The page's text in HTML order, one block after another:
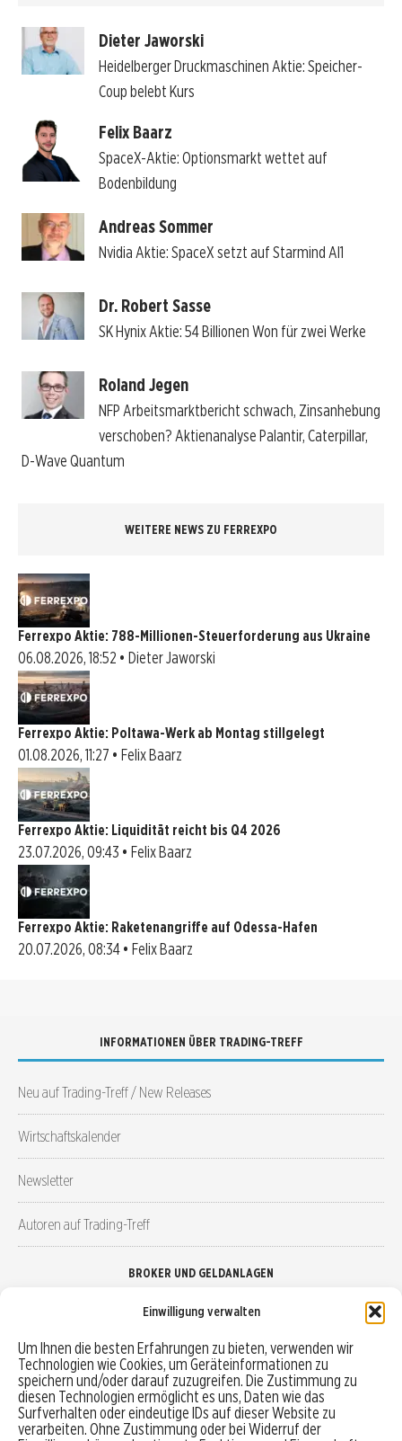
Einwilligung verwalten
Um Ihnen die besten Erfahrungen zu bieten, verwenden wir
Technologien wie Cookies, um Geräteinformationen zu
speichern und/oder darauf zuzugreifen. Die Zustimmung zu
diesen Technologien ermöglicht es uns, Daten wie das
Surfverhalten oder eindeutige IDs auf dieser Website zu
verarbeiten. Ohne Zustimmung oder bei Widerruf der
Dieter Jaworski
Heidelberger Druckmaschinen Aktie: Speicher-
Coup belebt Kurs
Felix Baarz
SpaceX-Aktie: Optionsmarkt wettet auf
Bodenbildung
Andreas Sommer
Nvidia Aktie: SpaceX setzt auf Starmind AI1
Dr. Robert Sasse
SK Hynix Aktie: 54 Billionen Won für zwei Werke
Roland Jegen
NFP Arbeitsmarktbericht schwach, Zinsanhebung
verschoben? Aktienanalyse Palantir, Caterpillar,
D-Wave Quantum
WEITERE NEWS ZU FERREXPO
Ferrexpo Aktie: 788-Millionen-Steuerforderung aus Ukraine
06.08.2026, 18:52 • Dieter Jaworski
Ferrexpo Aktie: Poltawa-Werk ab Montag stillgelegt
01.08.2026, 11:27 • Felix Baarz
Ferrexpo Aktie: Liquidität reicht bis Q4 2026
23.07.2026, 09:43 • Felix Baarz
Ferrexpo Aktie: Raketenangriffe auf Odessa-Hafen
20.07.2026, 08:34 • Felix Baarz
INFORMATIONEN ÜBER TRADING-TREFF
Neu auf Trading-Treff / New Releases
Wirtschaftskalender
Newsletter
Autoren auf Trading-Treff
BROKER UND GELDANLAGEN
Robo-Advisor vergleichen
Depotvergleich